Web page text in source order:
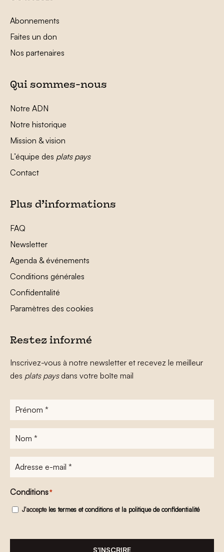
Abonnements
Faites un don
Nos partenaires
Qui sommes-nous
Notre ADN
Notre historique
Mission & vision
L’équipe des plats pays
Contact
Plus d’informations
FAQ
Newsletter
Agenda & événements
Conditions générales
Confidentalité
Paramètres des cookies
Restez informé
Inscrivez-vous à notre newsletter et recevez le meilleur
des plats paysdans votre boîte mail
Prénom
Nom
Adresse
e-
mail*
Conditions*
J'accepte les termes et conditions et la politique de confidentialité
S'INSCRIRE